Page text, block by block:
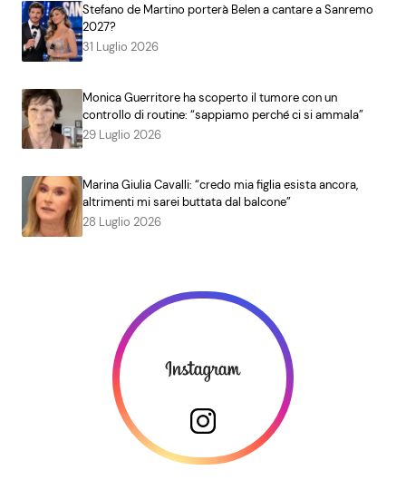
Stefano de Martino porterà Belen a cantare a Sanremo
2027?
31 Luglio 2026
Monica Guerritore ha scoperto il tumore con un
controllo di routine: “sappiamo perché ci si ammala”
29 Luglio 2026
Marina Giulia Cavalli: “credo mia figlia esista ancora,
altrimenti mi sarei buttata dal balcone”
28 Luglio 2026